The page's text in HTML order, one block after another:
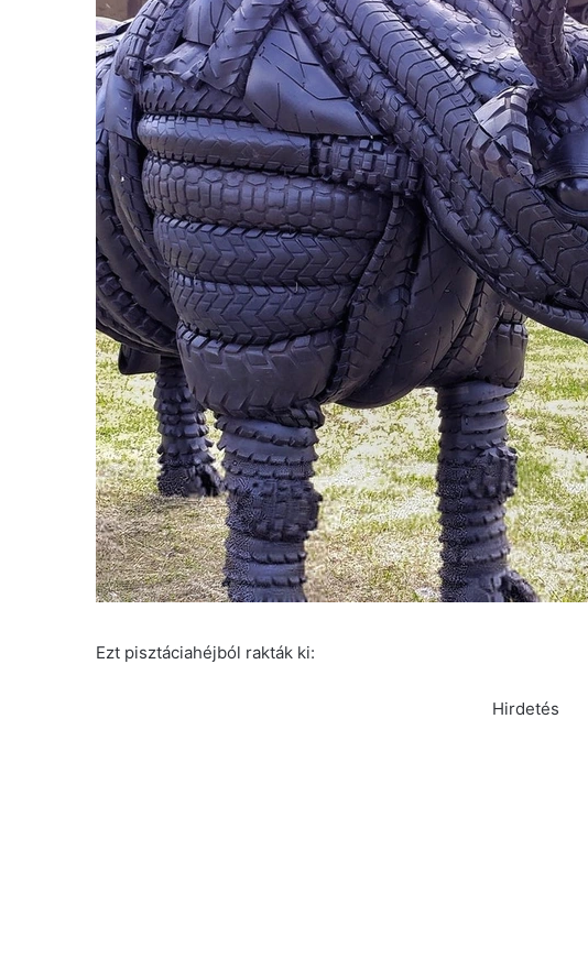
Ezt pisztáciahéjból rakták ki:
Hirdetés